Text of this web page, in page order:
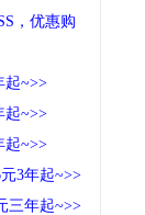
，优惠购
起~>>
起~>>
起~>>
3年起~>>
三年起~>>